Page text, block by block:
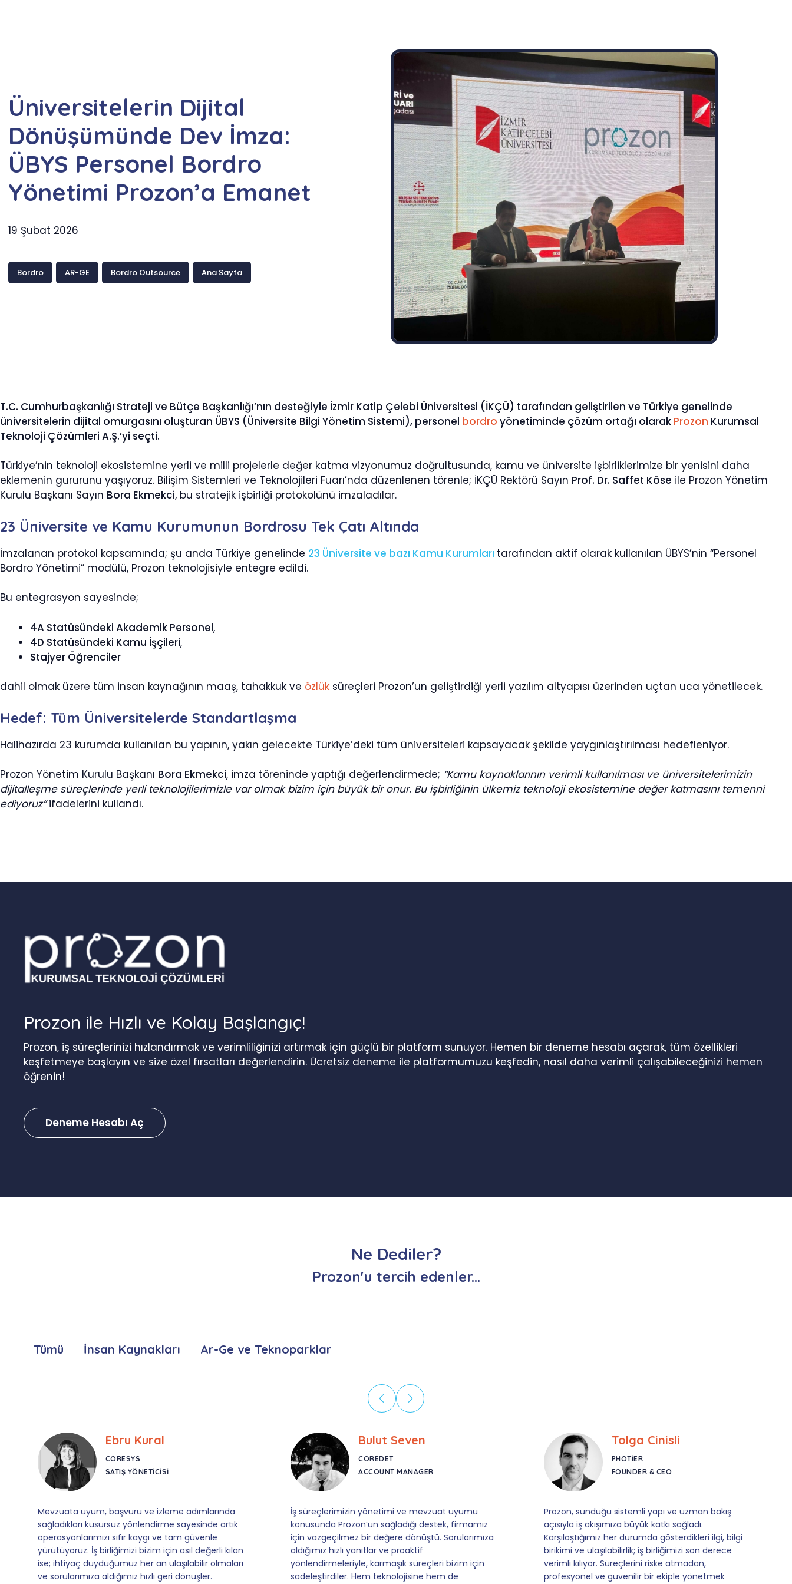
Üniversitelerin Dijital
Dönüşümünde Dev İmza:
ÜBYS Personel Bordro
Yönetimi Prozon’a Emanet
19 Şubat 2026
Bordro AR-GE Bordro Outsource Ana Sayfa
T.C. Cumhurbaşkanlığı Strateji ve Bütçe Başkanlığı’nın desteğiyle İzmir Katip Çelebi Üniversitesi (İKÇÜ) tarafından geliştirilen ve Türkiye genelinde
üniversitelerin dijital omurgasını oluşturan ÜBYS (Üniversite Bilgi Yönetim Sistemi), personel bordro yönetiminde çözüm ortağı olarak Prozon Kurumsal
Teknoloji Çözümleri A.Ş.’yi seçti.
Türkiye’nin teknoloji ekosistemine yerli ve milli projelerle değer katma vizyonumuz doğrultusunda, kamu ve üniversite işbirliklerimize bir yenisini daha
eklemenin gururunu yaşıyoruz. Bilişim Sistemleri ve Teknolojileri Fuarı’nda düzenlenen törenle; İKÇÜ Rektörü Sayın Prof. Dr. Saffet Köse ile Prozon Yönetim
Kurulu Başkanı Sayın Bora Ekmekci, bu stratejik işbirliği protokolünü imzaladılar.
23 Üniversite ve Kamu Kurumunun Bordrosu Tek Çatı Altında
İmzalanan protokol kapsamında; şu anda Türkiye genelinde 23 Üniversite ve bazı Kamu Kurumları tarafından aktif olarak kullanılan ÜBYS’nin “Personel
Bordro Yönetimi” modülü, Prozon teknolojisiyle entegre edildi.
Bu entegrasyon sayesinde;
4A Statüsündeki Akademik Personel,
4D Statüsündeki Kamu İşçileri,
Stajyer Öğrenciler
dahil olmak üzere tüm insan kaynağının maaş, tahakkuk ve özlük süreçleri Prozon’un geliştirdiği yerli yazılım altyapısı üzerinden uçtan uca yönetilecek.
Hedef: Tüm Üniversitelerde Standartlaşma
Halihazırda 23 kurumda kullanılan bu yapının, yakın gelecekte Türkiye’deki tüm üniversiteleri kapsayacak şekilde yaygınlaştırılması hedefleniyor.
Prozon Yönetim Kurulu Başkanı Bora Ekmekci, imza töreninde yaptığı değerlendirmede; “Kamu kaynaklarının verimli kullanılması ve üniversitelerimizin
dijitalleşme süreçlerinde yerli teknolojilerimizle var olmak bizim için büyük bir onur. Bu işbirliğinin ülkemiz teknoloji ekosistemine değer katmasını temenni
ediyoruz”ifadelerini kullandı.
Prozon ile Hızlı ve Kolay Başlangıç!
Prozon, iş süreçlerinizi hızlandırmak ve verimliliğinizi artırmak için güçlü bir platform sunuyor. Hemen bir deneme hesabı açarak, tüm özellikleri
keşfetmeye başlayın ve size özel fırsatları değerlendirin. Ücretsiz deneme ile platformumuzu keşfedin, nasıl daha verimli çalışabileceğinizi hemen
öğrenin!
Deneme Hesabı Aç
Ne Dediler?
Prozon'u tercih edenler...
Tümü İnsan Kaynakları Ar-Ge ve Teknoparklar
Bulut Seven
COREDET
ACCOUNT MANAGER
İş süreçlerimizin yönetimi ve mevzuat uyumu
konusunda Prozon’un sağladığı destek, firmamız
için vazgeçilmez bir değere dönüştü. Sorularımıza
aldığımız hızlı yanıtlar ve proaktif
yönlendirmeleriyle, karmaşık süreçleri bizim için
sadeleştirdiler. Hem teknolojisine hem de
Tolga Cinisli
PHOTIER
FOUNDER & CEO
Prozon, sunduğu sistemli yapı ve uzman bakış
açısıyla iş akışımıza büyük katkı sağladı.
Karşılaştığımız her durumda gösterdikleri ilgi, bilgi
birikimi ve ulaşılabilirlik; iş birliğimizi son derece
verimli kılıyor. Süreçlerini riske atmadan,
profesyonel ve güvenilir bir ekiple yönetmek
Mehmet Yiğit
VOLTIFY
FOUNDER & CEO
Prozon ile Teknopark süreçlerimiz artık çok daha
sistemli ve güvenli. Mevzuat hakimiyetleri ve her
an ulaşılabilir olmaları bize büyük konfor sağlıyor.
Deneyimli bir iş ortağı arayanlara kesinlikle öneririz.